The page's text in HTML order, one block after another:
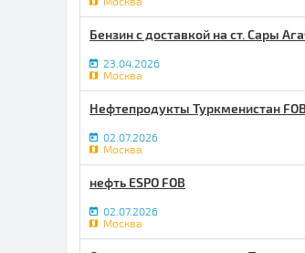
Бензин с доставкой на ст. Сары
23.04.2026
Москва
Нефтепродукты Туркменистан
02.07.2026
Москва
нефть ESPO FOB
02.07.2026
Москва